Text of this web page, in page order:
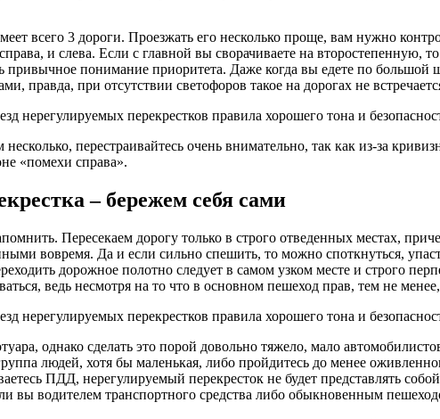
всего 3 дороги. Проезжать его несколько проще, вам нужно
и слева. Если с главной вы сворачиваете на второстепенную,
привычное понимание приоритета. Даже когда вы едете по большой
правда, при отсутствии светофоров такое на дорогах не
перестраивайтесь очень внимательно, так как из-за
«помехи справа».
– бережем себя сами
Пересекаем дорогу только в строго отведенных местах,
вовремя. Да и если сильно спешить, то можно споткнуться,
дорожное полотно следует в самом узком месте и строго
ведь несмотря на то что в основном пешеход прав, тем не
однако сделать это порой довольно тяжело, мало
людей, хотя бы маленькая, либо пройдитесь до менее
ПДД, нерегулируемый перекресток не будет представлять
вы водителем транспортного средства либо обыкновенным